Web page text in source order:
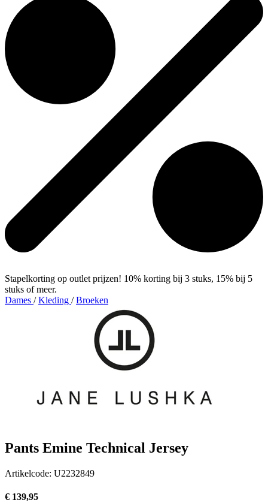
Stapelkorting op outlet prijzen! 10% korting bij 3 stuks, 15% bij 5
stuks of meer.
Dames / Kleding / Broeken
Pants Emine Technical Jersey
Artikelcode: U2232849
€ 139,95